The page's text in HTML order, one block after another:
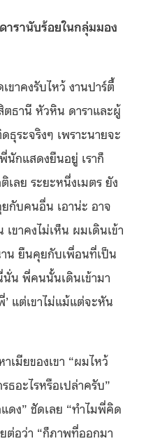
ารานับร้อยในกลุ่มมอง
ขาคงรับไหว้ งานปาร์ตี้
ตธานี หัวหิน ดาราและผู้
ระจริงๆ เพราะนายจะ
นักแสดงยืนอยู่ เราก็
เลย ระยะหนึ่งเมตร ยัง
กับคนอื่น เอาน่ะ อาจ
ขาคงไม่เห็น ผมเดินเข้า
น ยืนคุยกับเพื่อนที่เป็น
นั่น พี่คนนั้นเดินเข้ามา
แต่เขาไม่แม้แต่จะหัน
เมียของเขา “ผมไหว้
ธอะไรหรือเปล่าครับ”
ดง” ชัดเลย “ทำไมพี่คิด
ต่อว่า “ก็ภาพที่ออกมา